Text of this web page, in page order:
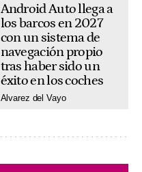
Android Auto llega a
los barcos en 2027
con un sistema de
navegación propio
tras haber sido un
éxito en los coches
Alvarez del Vayo